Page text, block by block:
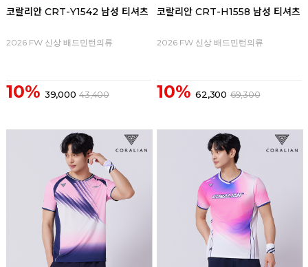
코랄리안 CRT-Y1542 남성 티셔츠
2026 FW 신상 배드민턴의류
10% 39,000 43,400
코랄리안 CRT-H1558 남성 티셔츠
2026 FW 신상 배드민턴의류
10% 62,300 69,300